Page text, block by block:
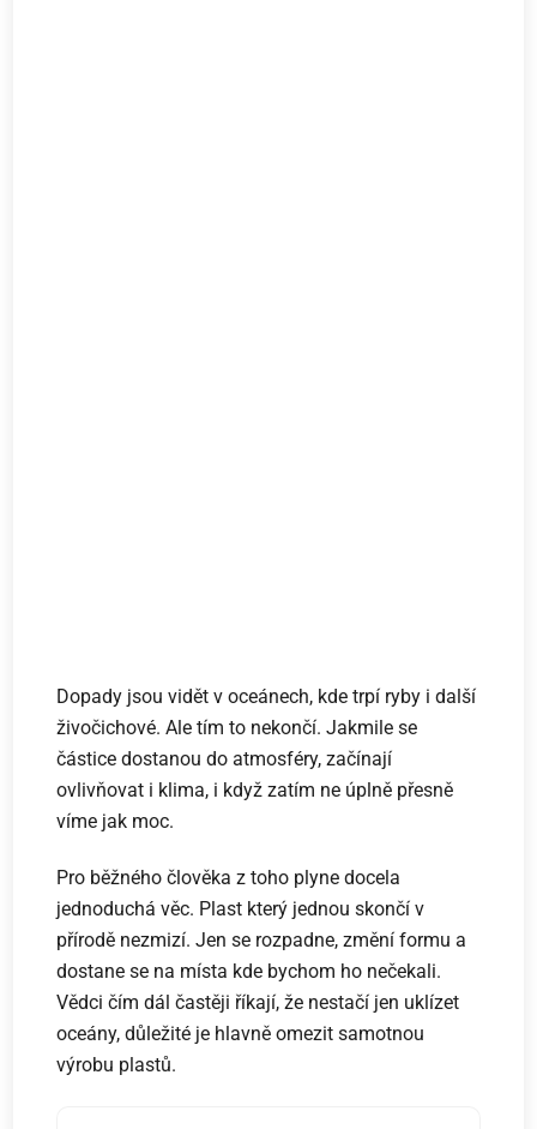
Dopady jsou vidět v oceánech, kde trpí ryby i další
živočichové. Ale tím to nekončí. Jakmile se
částice dostanou do atmosféry, začínají
ovlivňovat i klima, i když zatím ne úplně přesně
víme jak moc.
Pro běžného člověka z toho plyne docela
jednoduchá věc. Plast který jednou skončí v
přírodě nezmizí. Jen se rozpadne, změní formu a
dostane se na místa kde bychom ho nečekali.
Vědci čím dál častěji říkají, že nestačí jen uklízet
oceány, důležité je hlavně omezit samotnou
výrobu plastů.